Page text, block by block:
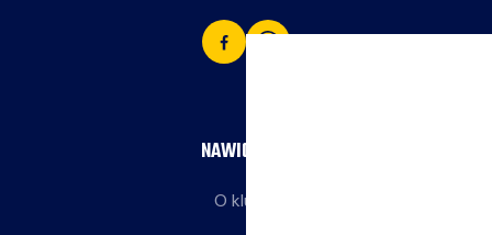
NAWIGACJA
O klubie